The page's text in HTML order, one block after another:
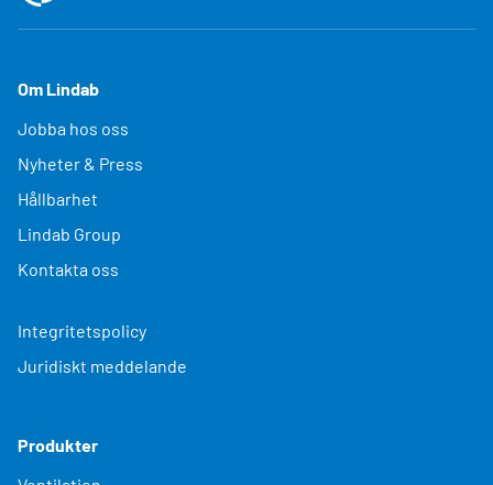
Om Lindab
Jobba hos oss
Nyheter & Press
Hållbarhet
Lindab Group
Kontakta oss
Integritetspolicy
Juridiskt meddelande
Produkter